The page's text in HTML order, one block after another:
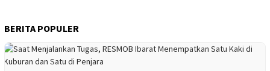
BERITA POPULER